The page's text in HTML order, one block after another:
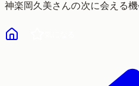
神楽岡久美さんの次に会える